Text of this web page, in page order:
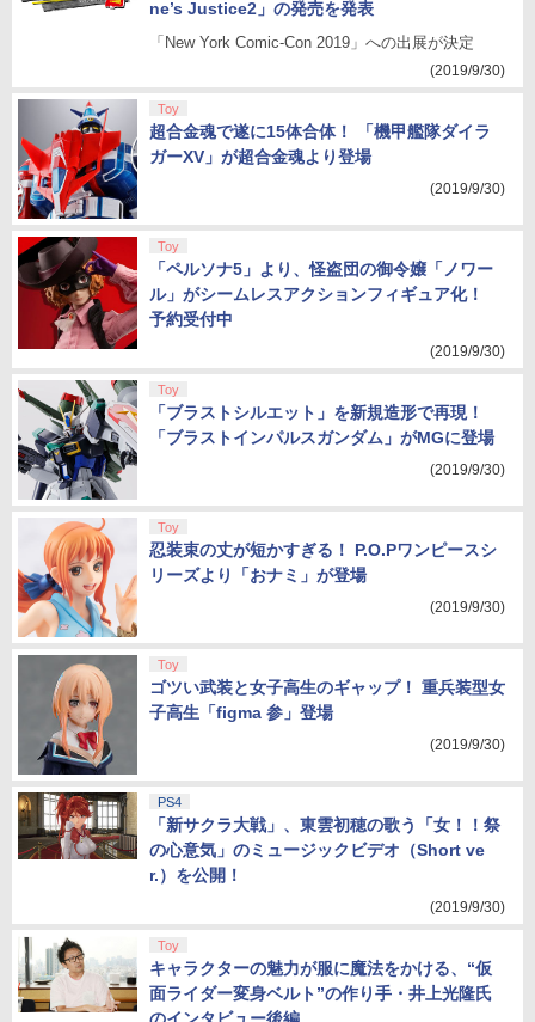
ne’s Justice2」の発売を発表
「New York Comic-Con 2019」への出展が決定
(2019/9/30)
Toy
超合金魂で遂に15体合体！ 「機甲艦隊ダイラ
ガーXV」が超合金魂より登場
(2019/9/30)
Toy
「ペルソナ5」より、怪盗団の御令嬢「ノワー
ル」がシームレスアクションフィギュア化！
予約受付中
(2019/9/30)
Toy
「ブラストシルエット」を新規造形で再現！
「ブラストインパルスガンダム」がMGに登場
(2019/9/30)
Toy
忍装束の丈が短かすぎる！ P.O.Pワンピースシ
リーズより「おナミ」が登場
(2019/9/30)
Toy
ゴツい武装と女子高生のギャップ！ 重兵装型女
子高生「figma 参」登場
(2019/9/30)
PS4
「新サクラ大戦」、東雲初穂の歌う「女！！祭
の心意気」のミュージックビデオ（Short ve
r.）を公開！
(2019/9/30)
Toy
キャラクターの魅力が服に魔法をかける、“仮
面ライダー変身ベルト”の作り手・井上光隆氏